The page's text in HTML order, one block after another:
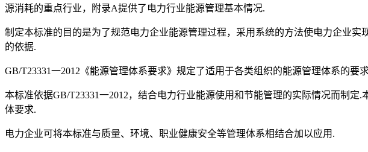
源消耗的重点行业，附录A提供了电力行业能源管理基本情况.
制定本标准的目的是为了规范电力企业能源管理过程，采用系统的方法使电力企业
的依据.
GB/T23331一2012《能源管理体系要求》规定了适用于各类组织的能源管理体系的
本标准依据GB/T23331一2012，结合电力行业能源使用和节能管理的实际情况而制
体要求.
电力企业可将本标准与质量、环境、职业健康安全等管理体系相结合加以应用.